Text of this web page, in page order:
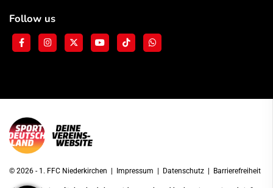
Follow us
© 2026 - 1. FFC Niederkirchen | Impressum | Datenschutz | Barrierefreiheit